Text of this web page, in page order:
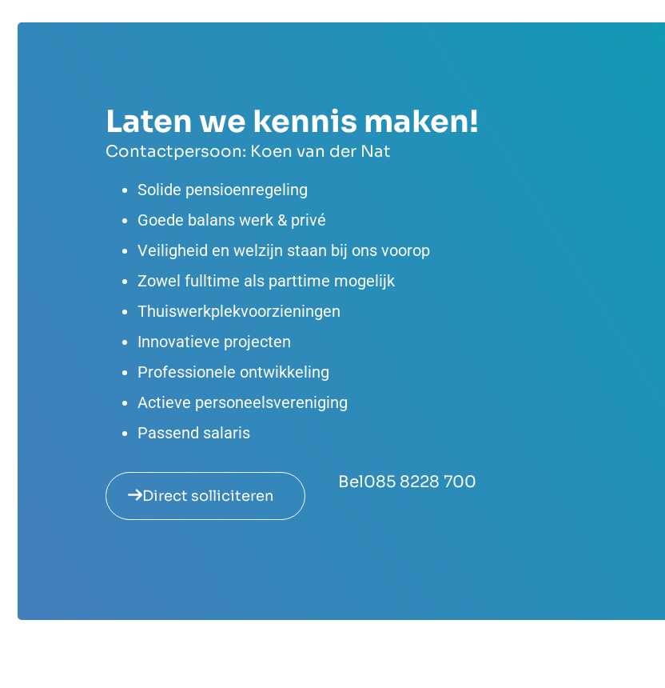
Laten we kennis maken!
Contactpersoon: Koen van der Nat
Solide pensioenregeling
Goede balans werk & privé
Veiligheid en welzijn staan bij ons voorop
Zowel fulltime als parttime mogelijk
Thuiswerkplekvoorzieningen
Innovatieve projecten
Professionele ontwikkeling
Actieve personeelsvereniging
Passend salaris
Direct solliciteren
Bel085 8228 700